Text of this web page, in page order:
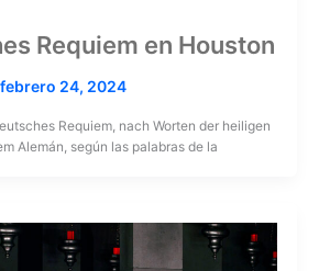
Requiem en Houston
febrero 24, 2024
Requiem, nach Worten der heiligen
Alemán, según las palabras de la